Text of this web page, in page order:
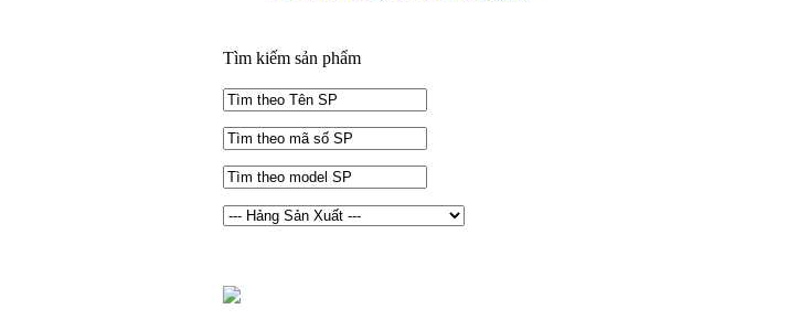
Tìm kiếm sản phẩm